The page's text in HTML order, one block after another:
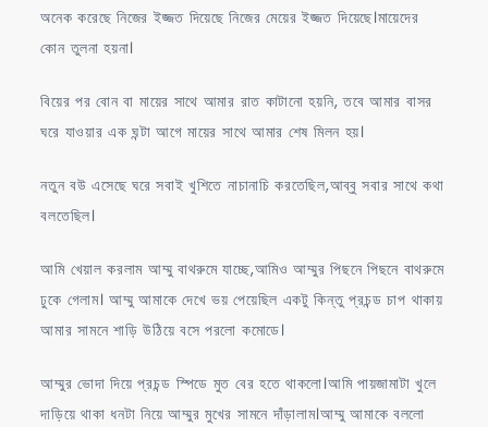
অনেক করেছে নিজের ইজ্জত দিয়েছে নিজের মেয়ের ইজ্জত দিয়েছে।মায়েদের
কোন তুলনা হয়না।
বিয়ের পর বোন বা মায়ের সাথে আমার রাত কাটানো হয়নি, তবে আমার বাসর
ঘরে যাওয়ার এক ঘন্টা আগে মায়ের সাথে আমার শেষ মিলন হয়।
নতুন বউ এসেছে ঘরে সবাই খুশিতে নাচানাচি করতেছিল,আব্বু সবার সাথে কথা
বলতেছিল।
আমি খেয়াল করলাম আম্মু বাথরুমে যাচ্ছে,আমিও আম্মুর পিছনে পিছনে বাথরুমে
ঢুকে গেলাম। আম্মু আমাকে দেখে ভয় পেয়েছিল একটু কিন্তু প্রচন্ড চাপ থাকায়
আমার সামনে শাড়ি উঠিয়ে বসে পরলো কমোডে।
আম্মুর ভোদা দিয়ে প্রচন্ড স্পিডে মুত বের হতে থাকলো।আমি পায়জামাটা খুলে
দাড়িয়ে থাকা ধনটা নিয়ে আম্মুর মুখের সামনে দাঁড়ালাম।আম্মু আমাকে বললো